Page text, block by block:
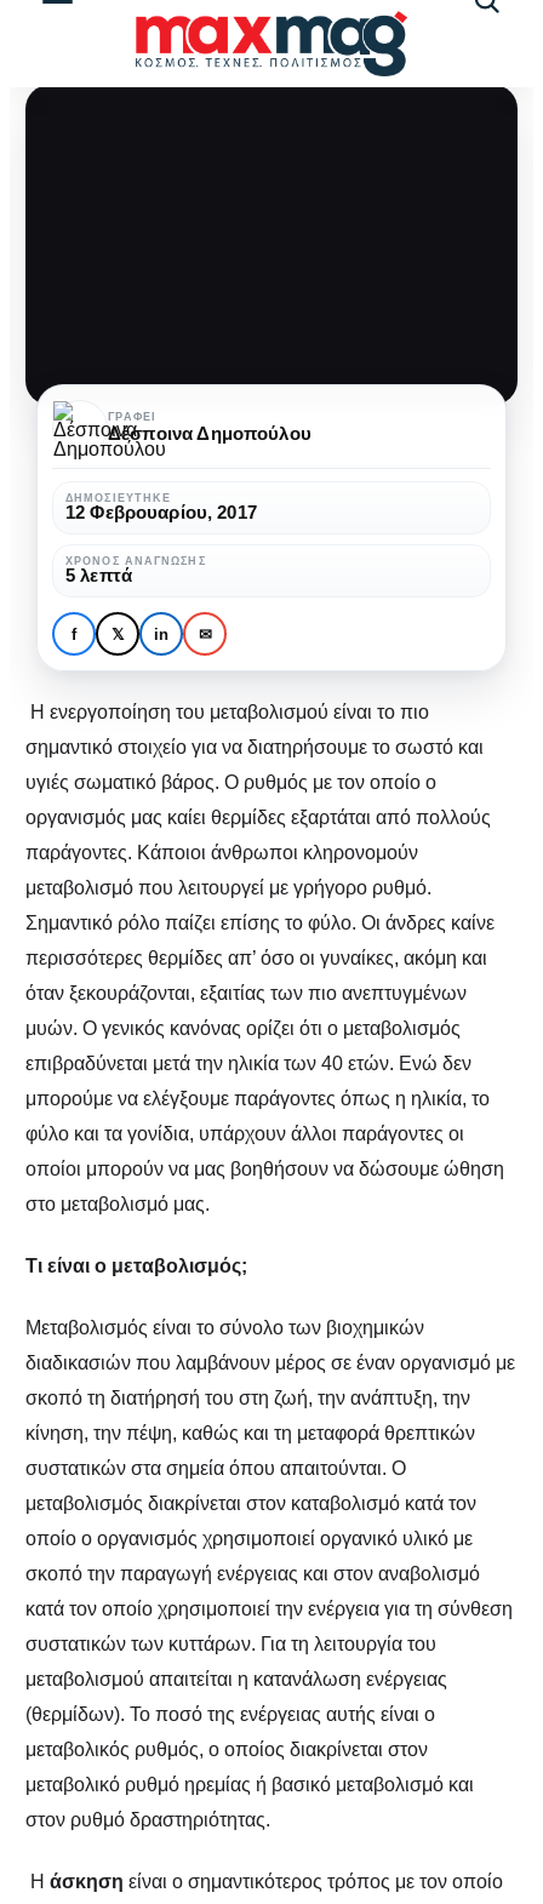
ΣΏΜΑ & ΥΓΕΊΑ ΥΓΕΊΑ ΚΑΙ ΠΡΌΛΗΨΗ
Ενισχύστε το
μεταβολισμό σας μέσα
από την άσκηση
Ενισχύστε
το
μεταβολισμό
σας
μέσα
από
την
άσκηση
ΓΡΆΦΕΙ
Δέσποινα Δημοπούλου
ΔΗΜΟΣΙΕΎΤΗΚΕ
12 Φεβρουαρίου, 2017
ΧΡΌΝΟΣ ΑΝΆΓΝΩΣΗΣ
5 λεπτά
f 𝕏 in ✉
Η ενεργοποίηση του μεταβολισμού είναι το πιο
σημαντικό στοιχείο για να διατηρήσουμε το σωστό και
υγιές σωματικό βάρος. Ο ρυθμός με τον οποίο ο
οργανισμός μας καίει θερμίδες εξαρτάται από πολλούς
παράγοντες. Κάποιοι άνθρωποι κληρονομούν
μεταβολισμό που λειτουργεί με γρήγορο ρυθμό.
Σημαντικό ρόλο παίζει επίσης το φύλο. Οι άνδρες καίνε
περισσότερες θερμίδες απ’ όσο οι γυναίκες, ακόμη και
όταν ξεκουράζονται, εξαιτίας των πιο ανεπτυγμένων
μυών. Ο γενικός κανόνας ορίζει ότι ο μεταβολισμός
επιβραδύνεται μετά την ηλικία των 40 ετών. Ενώ δεν
μπορούμε να ελέγξουμε παράγοντες όπως η ηλικία, το
φύλο και τα γονίδια, υπάρχουν άλλοι παράγοντες οι
οποίοι μπορούν να μας βοηθήσουν να δώσουμε ώθηση
στο μεταβολισμό μας.
Τι είναι ο μεταβολισμός;
Μεταβολισμός είναι το σύνολο των βιοχημικών
διαδικασιών που λαμβάνουν μέρος σε έναν οργανισμό με
σκοπό τη διατήρησή του στη ζωή, την ανάπτυξη, την
κίνηση, την πέψη, καθώς και τη μεταφορά θρεπτικών
συστατικών στα σημεία όπου απαιτούνται. Ο
μεταβολισμός διακρίνεται στον καταβολισμό κατά τον
οποίο ο οργανισμός χρησιμοποιεί οργανικό υλικό με
σκοπό την παραγωγή ενέργειας και στον αναβολισμό
κατά τον οποίο χρησιμοποιεί την ενέργεια για τη σύνθεση
συστατικών των κυττάρων. Για τη λειτουργία του
μεταβολισμού απαιτείται η κατανάλωση ενέργειας
(θερμίδων). Το ποσό της ενέργειας αυτής είναι ο
μεταβολικός ρυθμός, ο οποίος διακρίνεται στον
μεταβολικό ρυθμό ηρεμίας ή βασικό μεταβολισμό και
στον ρυθμό δραστηριότητας.
Η άσκηση είναι ο σημαντικότερος τρόπος με τον οποίο